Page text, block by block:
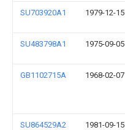
SU703920A1 1979-12-15
SU483798A1 1975-09-05
GB1102715A 1968-02-07
SU864529A2 1981-09-15